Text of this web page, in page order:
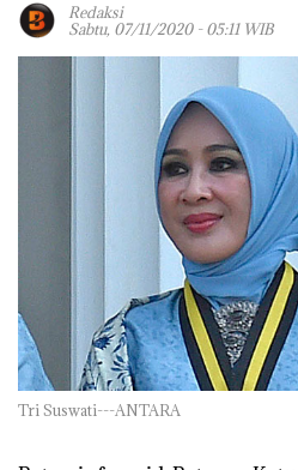
Redaksi
Sabtu, 07/11/2020 - 05:11 WIB
Tri Suswati---ANTARA